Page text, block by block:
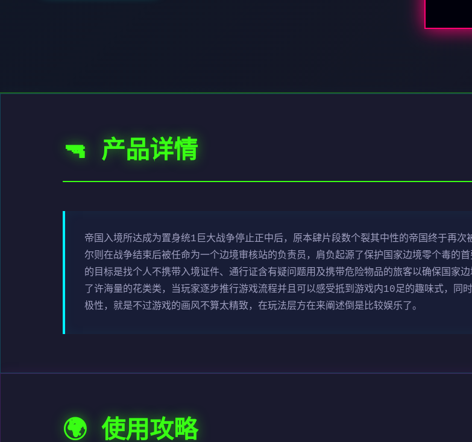
🔫 产品详情
帝国入境所达成为置身统1巨大战争停止正中后，原本肆片段数个裂其中性的帝国终于再
尔则在战争结束后被任命为一个边境审核站的负责员，肩负起源了保护国家边境零个毒的
的目标是找个人不携带入境证件、通行证含有疑问题用及携带危险物品的旅客以确保国家
了许海量的花类类，当玩家逐步推行游戏流程并且可以感受抵到游戏内10足的趣味式，同
极性，就是不过游戏的画风不算太精致，在玩法层方在来阐述倒是比较娱乐了。
🌍 使用攻略